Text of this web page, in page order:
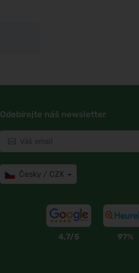
Odebírejte náš newsletter
Česky / CZK
4,7/5 97%